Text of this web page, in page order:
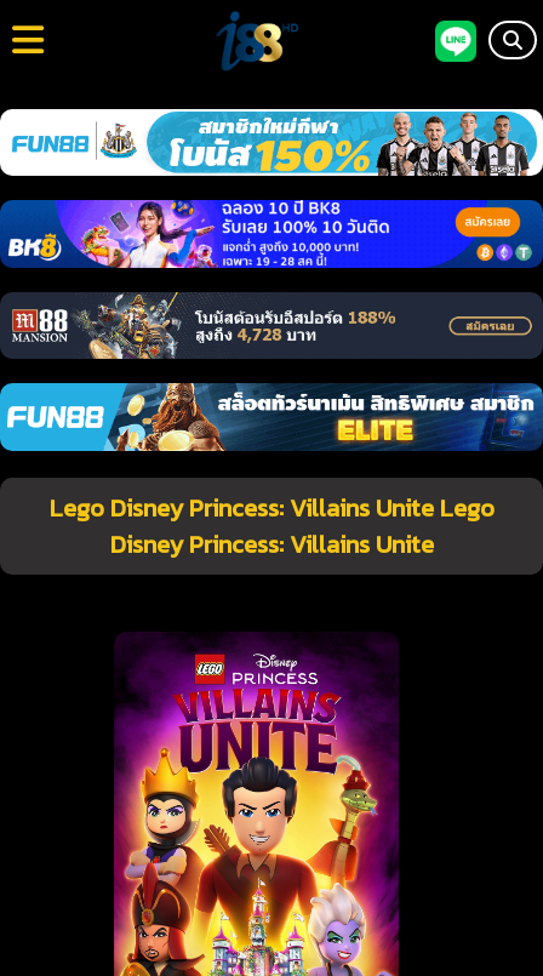
Lego Disney Princess: Villains Unite Lego
Disney Princess: Villains Unite